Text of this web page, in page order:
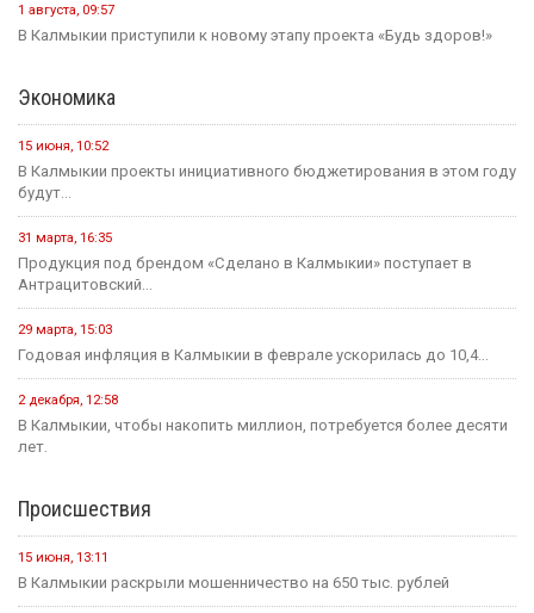
1 августа, 09:57
В Калмыкии приступили к новому этапу проекта «Будь здоров!»
Экономика
15 июня, 10:52
В Калмыкии проекты инициативного бюджетирования в этом году
будут...
31 марта, 16:35
Продукция под брендом «Сделано в Калмыкии» поступает в
Антрацитовский...
29 марта, 15:03
Годовая инфляция в Калмыкии в феврале ускорилась до 10,4...
2 декабря, 12:58
В Калмыкии, чтобы накопить миллион, потребуется более десяти
лет.
Происшествия
15 июня, 13:11
В Калмыкии раскрыли мошенничество на 650 тыс. рублей